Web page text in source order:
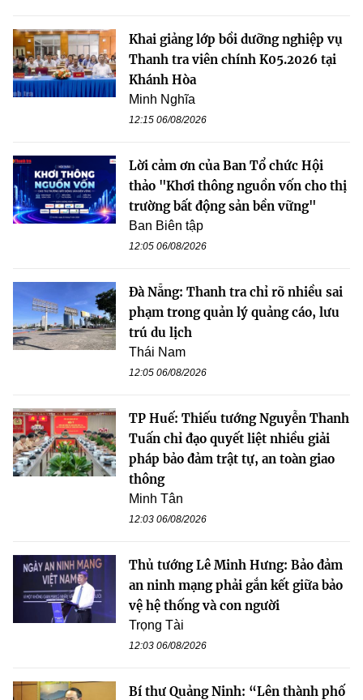
Khai giảng lớp bồi dưỡng nghiệp vụ
Thanh tra viên chính K05.2026 tại
Khánh Hòa
Minh Nghĩa
12:15 06/08/2026
Lời cảm ơn của Ban Tổ chức Hội
thảo "Khơi thông nguồn vốn cho thị
trường bất động sản bền vững"
Ban Biên tập
12:05 06/08/2026
Đà Nẵng: Thanh tra chỉ rõ nhiều sai
phạm trong quản lý quảng cáo, lưu
trú du lịch
Thái Nam
12:05 06/08/2026
TP Huế: Thiếu tướng Nguyễn Thanh
Tuấn chỉ đạo quyết liệt nhiều giải
pháp bảo đảm trật tự, an toàn giao
thông
Minh Tân
12:03 06/08/2026
Thủ tướng Lê Minh Hưng: Bảo đảm
an ninh mạng phải gắn kết giữa bảo
vệ hệ thống và con người
Trọng Tài
12:03 06/08/2026
Bí thư Quảng Ninh: “Lên thành phố